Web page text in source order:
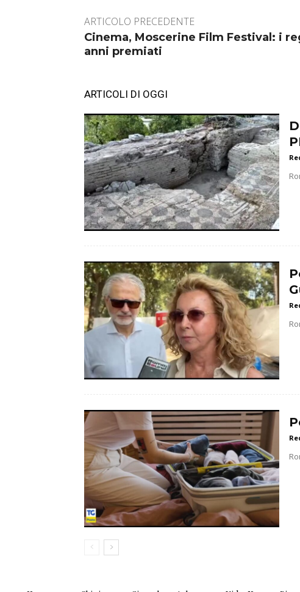
ARTICOLO PRECEDENTE
Cinema, Moscerine Film Festival: i
anni premiati
ARTICOLI DI OGGI